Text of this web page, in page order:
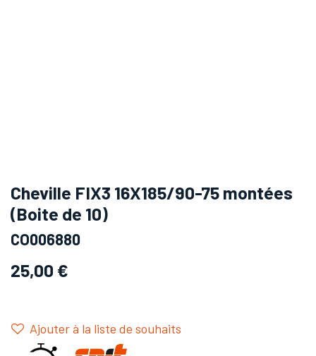
Cheville FIX3 16X185/90-75 montées
(Boite de 10)
CO006880
25,00 €
Ajouter à la liste de souhaits